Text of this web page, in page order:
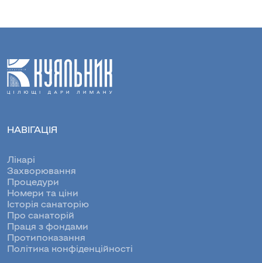
НАВІГАЦІЯ
Лікарі
Захворювання
Процедури
Номери та ціни
Історія санаторію
Про санаторій
Праця з фондами
Протипоказання
Політика конфіденційності